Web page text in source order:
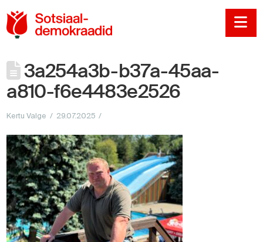
3a254a3b-b37a-45aa-
a810-f6e4483e2526
Kertu Valge 29.07.2025